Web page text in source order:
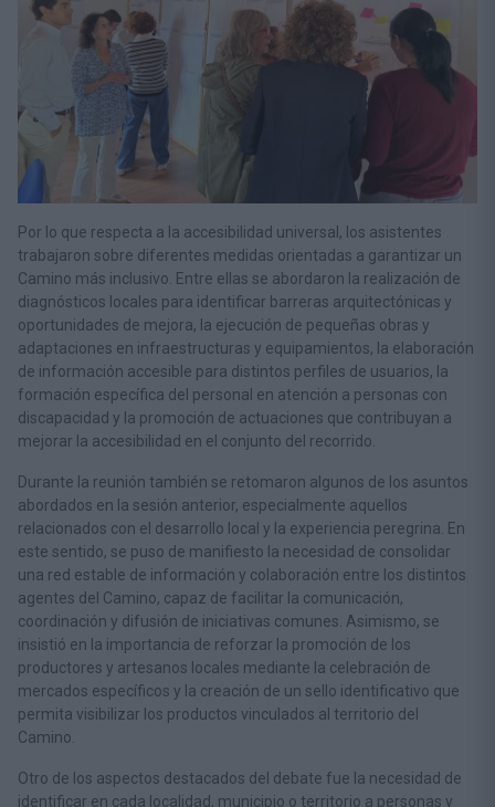
Por lo que respecta a la accesibilidad universal, los asistentes
trabajaron sobre diferentes medidas orientadas a garantizar un
Camino más inclusivo. Entre ellas se abordaron la realización de
diagnósticos locales para identificar barreras arquitectónicas y
oportunidades de mejora, la ejecución de pequeñas obras y
adaptaciones en infraestructuras y equipamientos, la elaboración
de información accesible para distintos perfiles de usuarios, la
formación específica del personal en atención a personas con
discapacidad y la promoción de actuaciones que contribuyan a
mejorar la accesibilidad en el conjunto del recorrido.
Durante la reunión también se retomaron algunos de los asuntos
abordados en la sesión anterior, especialmente aquellos
relacionados con el desarrollo local y la experiencia peregrina. En
este sentido, se puso de manifiesto la necesidad de consolidar
una red estable de información y colaboración entre los distintos
agentes del Camino, capaz de facilitar la comunicación,
coordinación y difusión de iniciativas comunes. Asimismo, se
insistió en la importancia de reforzar la promoción de los
productores y artesanos locales mediante la celebración de
mercados específicos y la creación de un sello identificativo que
permita visibilizar los productos vinculados al territorio del
Camino.
Otro de los aspectos destacados del debate fue la necesidad de
identificar en cada localidad, municipio o territorio a personas y